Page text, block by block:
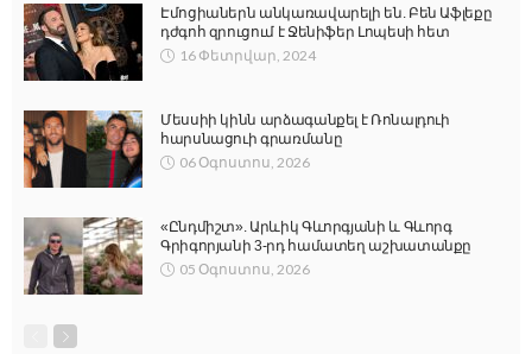
Էմոցիաներն անկառավարելի են. Բեն Աֆլեքը
դժգոհ զրուցում է Ջենիֆեր Լոպեսի հետ
16 Փետրվար, 2024
Մեսսիի կինն արձագանքել է Ռոնալդուի
հարսնացուի գրառմանը
06 Օգոստոս, 2026
«Ընդմիշտ». Արևիկ Գևորգյանի և Գևորգ
Գրիգորյանի 3-րդ համատեղ աշխատանքը
05 Օգոստոս, 2026